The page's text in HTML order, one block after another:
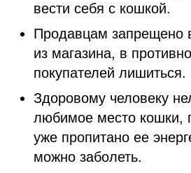
вести себя с кошкой.
Продавцам запрещено
из магазина, в
покупателей лишиться.
Здоровому человеку
любимое место кошки,
уже пропитано ее
можно заболеть.